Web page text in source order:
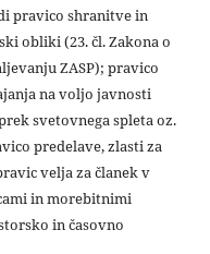
pravico shranitve in
obliki (23. čl. Zakona o
ZASP); pravico
na voljo javnosti
svetovnega spleta oz.
predelave, zlasti za
velja za članek v
in morebitnimi
in časovno